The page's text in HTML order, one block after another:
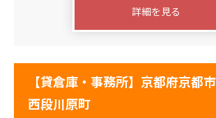
詳細を見る
【貸倉庫・事務所】京都府京都
西段川原町